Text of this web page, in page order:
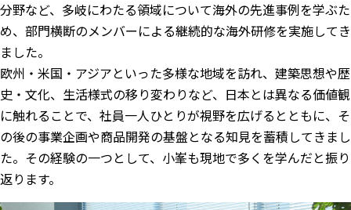
分野など、多岐にわたる領域について海外の先進事例を学ぶた
め、部門横断のメンバーによる継続的な海外研修を実施してき
ました。
欧州・米国・アジアといった多様な地域を訪れ、建築思想や歴
史・文化、生活様式の移り変わりなど、日本とは異なる価値観
に触れることで、社員一人ひとりが視野を広げるとともに、そ
の後の事業企画や商品開発の基盤となる知見を蓄積してきまし
た。その経験の一つとして、小峯も現地で多くを学んだと振り
返ります。